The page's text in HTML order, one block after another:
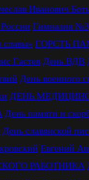
Иванович
Гимназия №3
славы» ГОРСТЬ
Гастев День ВДВ
День военного
ДЕНЬ
День памяти и
День славянской
Евгений
РАБОТНИКА